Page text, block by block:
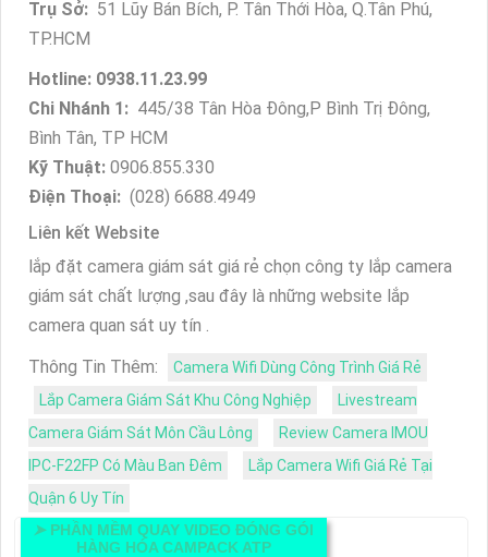
Trụ Sở: 51 Lũy Bán Bích, P. Tân Thới Hòa, Q.Tân Phú,
TP.HCM
Hotline: 0938.11.23.99
Chi Nhánh 1: 445/38 Tân Hòa Đông,P Bình Trị Đông,
Bình Tân, TP HCM
Kỹ Thuật: 0906.855.330
Điện Thoại: (028) 6688.4949
Liên kết Website
lắp đặt camera giám sát giá rẻ chọn công ty lắp camera
giám sát chất lượng ,sau đây là những website lắp
camera quan sát uy tín .
Thông Tin Thêm:
Camera Wifi Dùng Công Trình Giá Rẻ
Lắp Camera Giám Sát Khu Công Nghiệp
Livestream
Camera Giám Sát Môn Cầu Lông
Review Camera IMOU
IPC-F22FP Có Màu Ban Đêm
Lắp Camera Wifi Giá Rẻ Tại
Quận 6 Uy Tín
➤ PHẦN MỀM QUAY VIDEO ĐÓNG GÓI
HÀNG HÓA CAMPACK ATP